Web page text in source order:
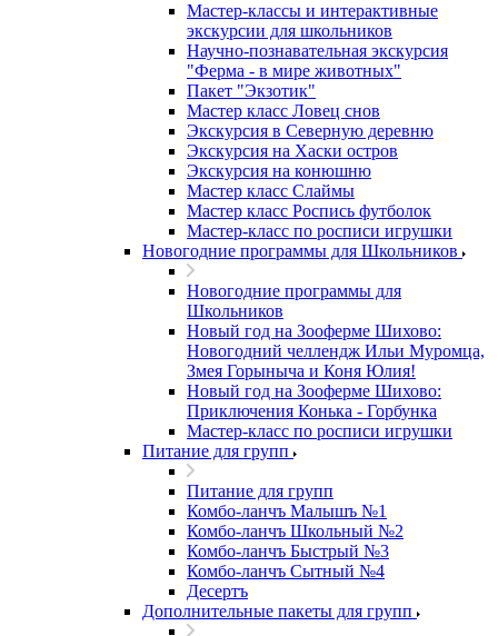
Мастер-классы и интерактивные
экскурсии для школьников
Научно-познавательная экскурсия
"Ферма - в мире животных"
Пакет "Экзотик"
Мастер класс Ловец снов
Экскурсия в Северную деревню
Экскурсия на Хаски остров
Экскурсия на конюшню
Мастер класс Слаймы
Мастер класс Роспись футболок
Мастер-класс по росписи игрушки
Новогодние программы для Школьников
Новогодние программы для
Школьников
Новый год на Зооферме Шихово:
Новогодний челлендж Ильи Муромца,
Змея Горыныча и Коня Юлия!
Новый год на Зооферме Шихово:
Приключения Конька - Горбунка
Мастер-класс по росписи игрушки
Питание для групп
Питание для групп
Комбо-ланчъ Малышъ №1
Комбо-ланчъ Школьный №2
Комбо-ланчъ Быстрый №3
Комбо-ланчъ Сытный №4
Десертъ
Дополнительные пакеты для групп